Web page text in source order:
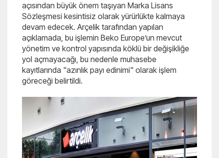
açısından büyük önem taşıyan Marka Lisans
Sözleşmesi kesintisiz olarak yürürlükte kalmaya
devam edecek. Arçelik tarafından yapılan
açıklamada, bu işlemin Beko Europe’un mevcut
yönetim ve kontrol yapısında köklü bir değişikliğe
yol açmayacağı, bu nedenle muhasebe
kayıtlarında "azınlık payı edinimi" olarak işlem
göreceği belirtildi.